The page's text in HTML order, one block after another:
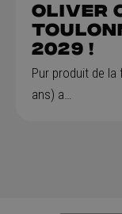
Oliver
2029 !
Pur produit de la
ans) a…